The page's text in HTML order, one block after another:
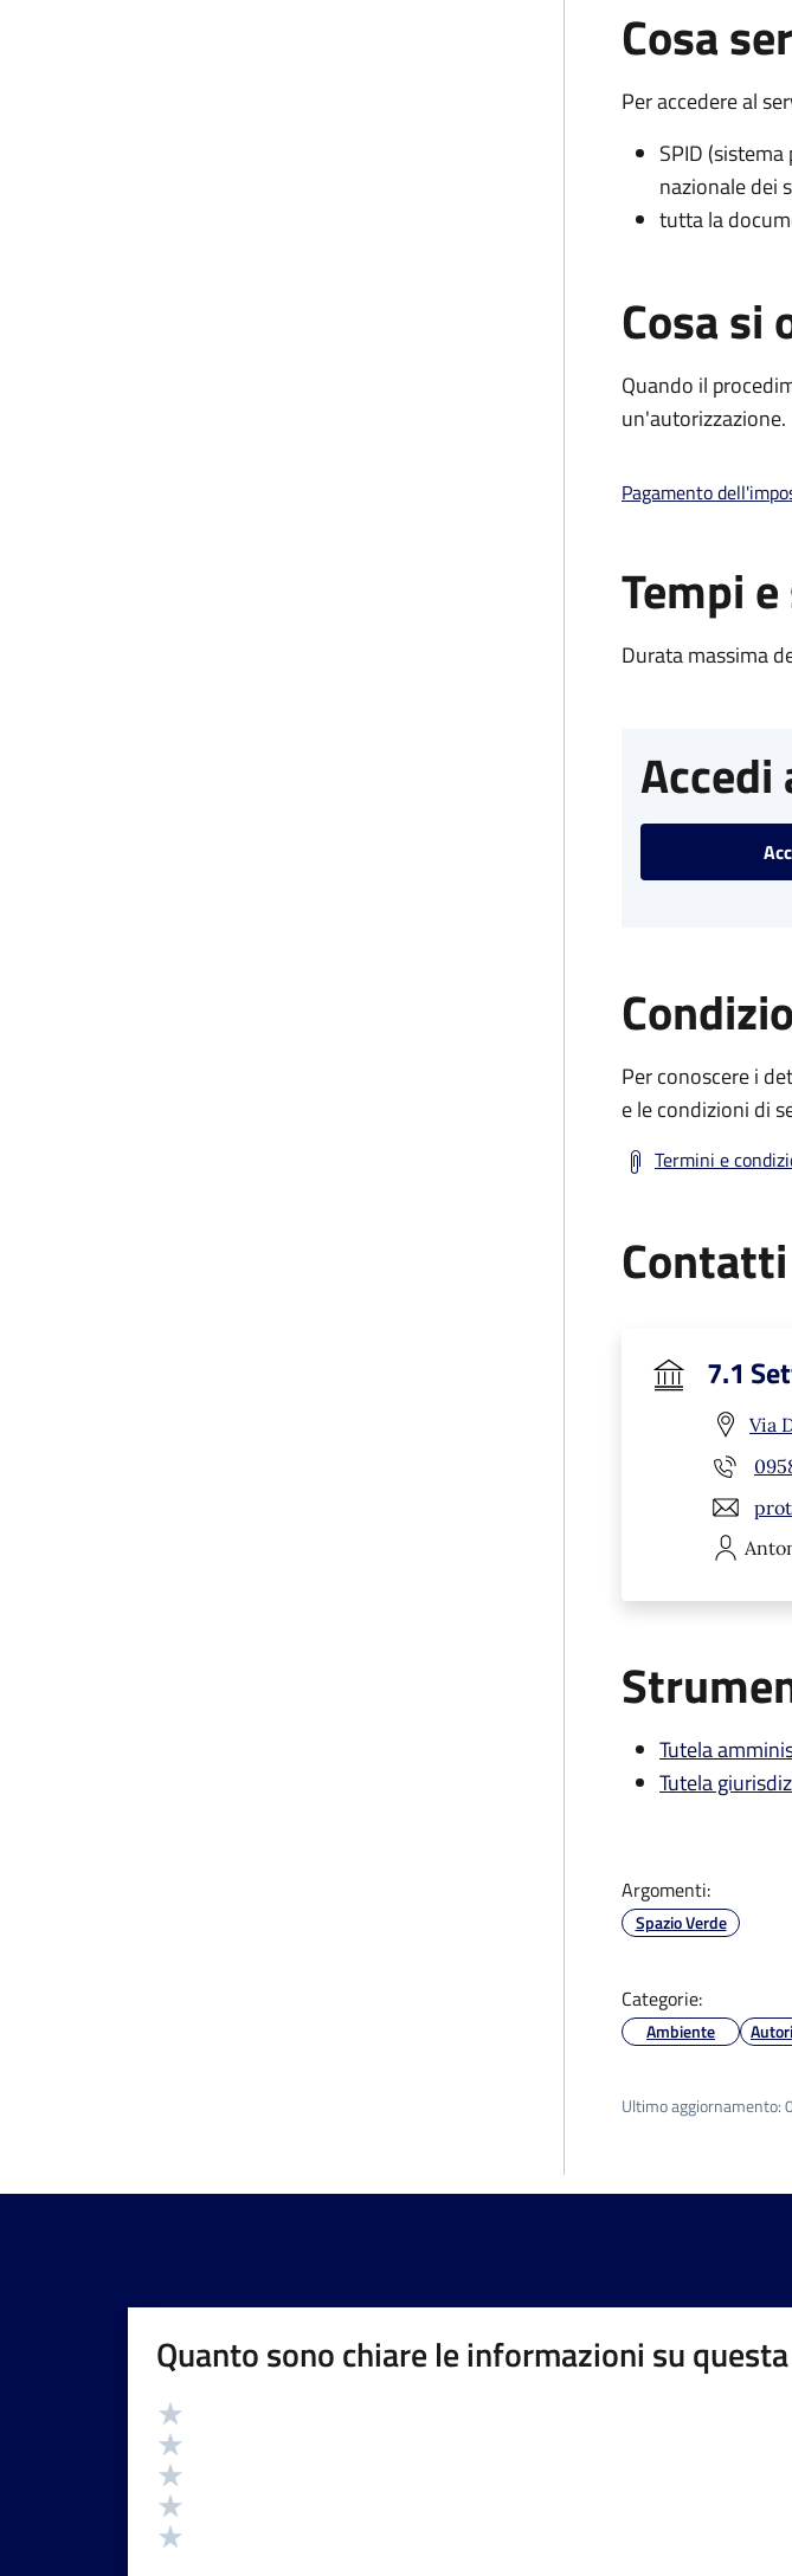
Cosa
Per accedere al
SPID
nazionale dei
tutta la
Cosa si
Quando il
un'autorizzazione.
Pagamento
Tempi
Durata massima
Accedi
Per conoscere i
e le condizioni di
Termini e
Contatti
7.1
Via
Tutela
Tutela
Argomenti:
Spazio Verde
Categorie:
Ambiente
Ultimo aggiornamento:
Quanto sono chiare le informazioni su
Valutazione